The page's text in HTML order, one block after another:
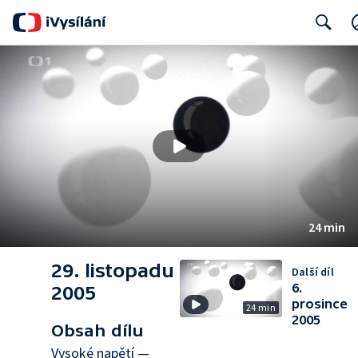
24 min
29. listopadu
2005
Obsah dílu
Vysoké napětí —
24 min
Další díl
6.
prosince
2005